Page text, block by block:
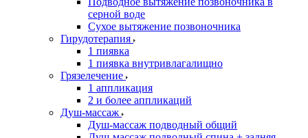
серной воде
Сухое вытяжение позвоночника
Гирудотерапия
1 пиявка
1 пиявка внутривлагалищно
Грязелечение
1 аппликация
2 и более аппликаций
Душ-массаж
Душ-массаж подводный общий